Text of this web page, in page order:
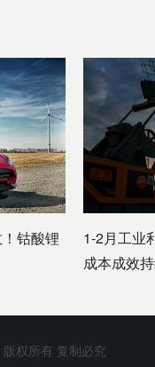
钴酸锂
1-2月工业
成本成效
权所有 复制必究